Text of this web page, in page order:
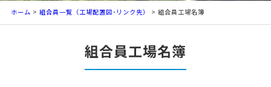
ホーム > 組合員一覧（工場配置図･リンク先） > 組合員工場名簿
組合員工場名簿